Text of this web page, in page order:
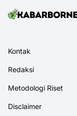
Kontak
Redaksi
Metodologi Riset
Disclaimer